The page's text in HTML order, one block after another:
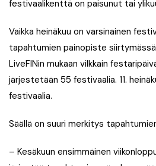
festivaalikenttä on paisunut tai
Vaikka heinäkuu on varsinainen
tapahtumien painopiste
LiveFINin mukaan vilkkain
järjestetään 55 festivaalia. 11.
festivaalia.
Säällä on suuri merkitys
– Kesäkuun ensimmäinen